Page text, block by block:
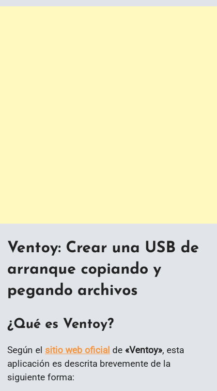
Ventoy: Crear una USB de
arranque copiando y
pegando archivos
¿Qué es Ventoy?
Según el sitio web oficial de «Ventoy», esta
aplicación es descrita brevemente de la
siguiente forma: